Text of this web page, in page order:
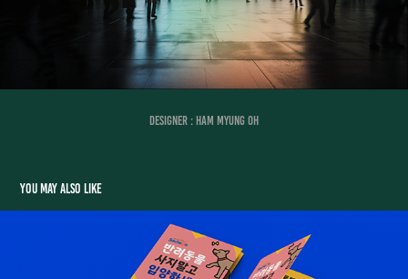
Designer : HAM MYUNG OH
You may also like